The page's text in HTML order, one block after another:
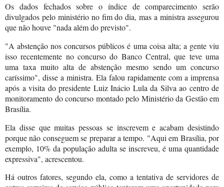
Os dados fechados sobre o índice de comparecimento serão
divulgados pelo ministério no fim do dia, mas a ministra assegurou
que não houve "nada além do previsto".
"A abstenção nos concursos públicos é uma coisa alta; a gente viu
isso recentemente no concurso do Banco Central, que teve uma
uma taxa muito alta de abstenção mesmo sendo um concurso
caríssimo", disse a ministra. Ela falou rapidamente com a imprensa
após a visita do presidente Luiz Inácio Lula da Silva ao centro de
monitoramento do concurso montado pelo Ministério da Gestão em
Brasília.
Ela disse que muitas pessoas se inscrevem e acabam desistindo
porque não conseguem se preparar a tempo. "Aqui em Brasília, por
exemplo, 10% da população adulta se inscreveu, é uma quantidade
expressiva", acrescentou.
Há outros fatores, segundo ela, como a tentativa de servidores de